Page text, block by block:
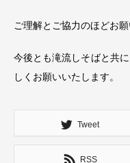
ご理解とご協力のほどお願
今後とも滝流しそばと共
しくお願いいたします。
Tweet
RSS